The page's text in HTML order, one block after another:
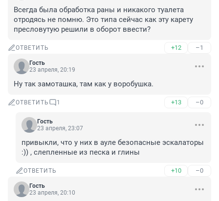
Всегда была обработка раны и никакого туалета
отродясь не помню. Это типа сейчас как эту карету
пресловутую решили в оборот ввести?
ОТВЕТИТЬ +12 –1
Гость
23 апреля, 20:19
Ну так замоташка, там как у воробушка.
ОТВЕТИТЬ 1 +13 –0
Гость
23 апреля, 23:07
привыкли, что у них в ауле безопасные эскалаторы
:)) , слепленные из песка и глины
ОТВЕТИТЬ +10 –0
Гость
23 апреля, 20:10